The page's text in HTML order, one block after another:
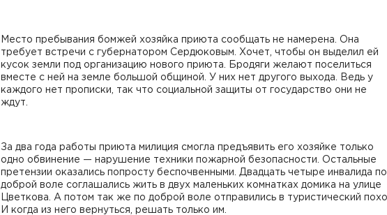
Место пребывания бомжей хозяйка приюта сообщать не намерена. Она
требует встречи с губернатором Сердюковым. Хочет, чтобы он выделил ей
кусок земли под организацию нового приюта. Бродяги желают поселиться
вместе с ней на земле большой общиной. У них нет другого выхода. Ведь у
каждого нет прописки, так что социальной защиты от государство они не
ждут.
За два года работы приюта милиция смогла предъявить его хозяйке только
одно обвинение — нарушение техники пожарной безопасности. Остальные
претензии оказались попросту беспочвенными. Двадцать четыре инвалида по
доброй воле соглашались жить в двух маленьких комнатках домика на улице
Цветкова. А потом так же по доброй воле отправились в туристический
И когда из него вернуться, решать только им.